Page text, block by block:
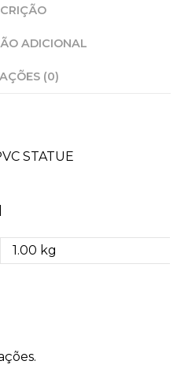
ADICIONAL
(0)
STATUE
1.00 kg